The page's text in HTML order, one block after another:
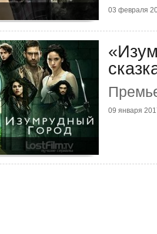
03 февраля
09 января